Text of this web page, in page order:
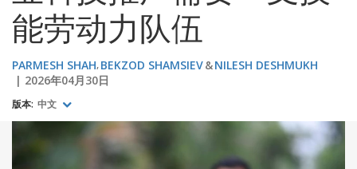
能劳动力队伍
PARMESH SHAH BEKZOD SHAMSIEV
NILESH DESHMUKH
2026年04月30日
版本: 中文